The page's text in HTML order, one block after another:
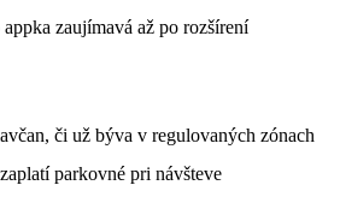
zaujímavá až po rozšírení
či už býva v regulovaných zónach
parkovné pri návšteve